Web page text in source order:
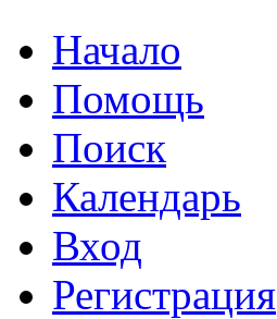
Начало
Помощь
Поиск
Календарь
Вход
Регистрация